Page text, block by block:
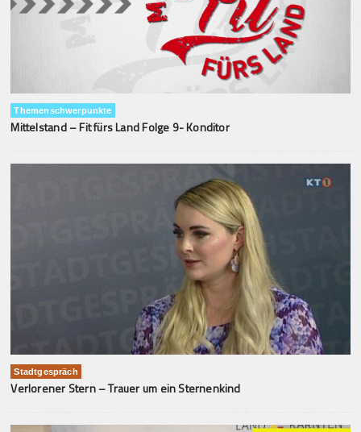
Themenschwerpunkte
Mittelstand – Fit fürs Land Folge 9- Konditor
Stadtgespräch
Verlorener Stern – Trauer um ein Sternenkind